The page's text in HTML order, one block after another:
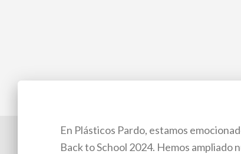
En Plásticos Pardo, estamos
Back to School 2024. Hemos